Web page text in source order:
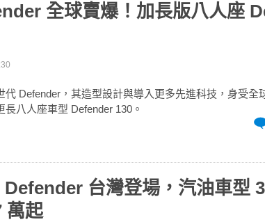
全球賣爆！加長版八人座
代 Defender，其造型設計與導入更多先進科技，身受全
八人座車型 Defender 130。
台灣登場，汽油車型
萬起